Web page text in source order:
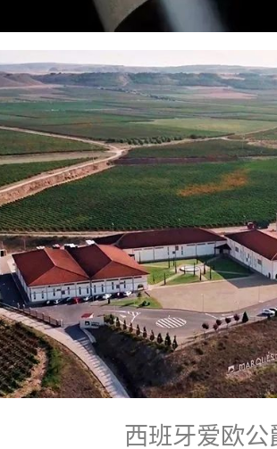
西班牙爱欧公